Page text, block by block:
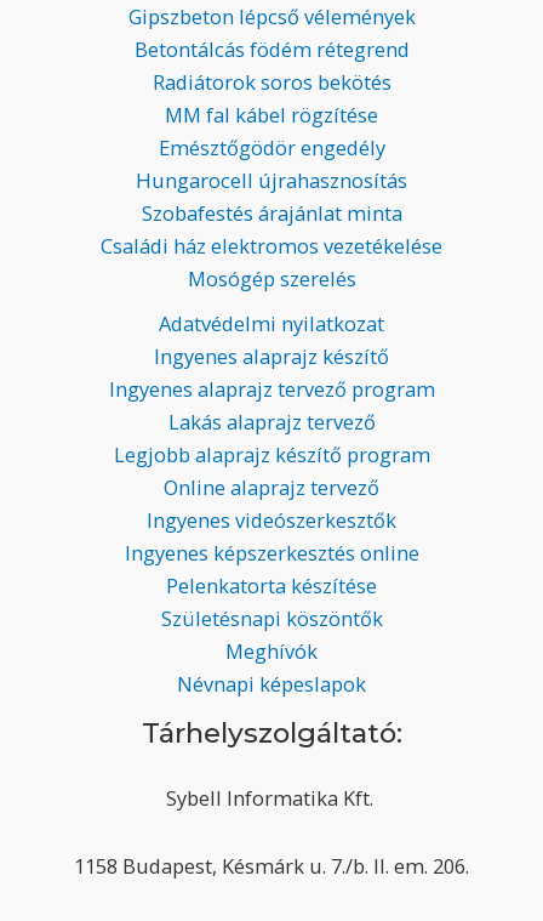
Gipszbeton lépcső vélemények
Betontálcás födém rétegrend
Radiátorok soros bekötés
MM fal kábel rögzítése
Emésztőgödör engedély
Hungarocell újrahasznosítás
Szobafestés árajánlat minta
Családi ház elektromos vezetékelése
Mosógép szerelés
Adatvédelmi nyilatkozat
Ingyenes alaprajz készítő
Ingyenes alaprajz tervező program
Lakás alaprajz tervező
Legjobb alaprajz készítő program
Online alaprajz tervező
Ingyenes videószerkesztők
Ingyenes képszerkesztés online
Pelenkatorta készítése
Születésnapi köszöntők
Meghívók
Névnapi képeslapok
Tárhelyszolgáltató:
Sybell Informatika Kft.
1158 Budapest, Késmárk u. 7./b. II. em. 206.